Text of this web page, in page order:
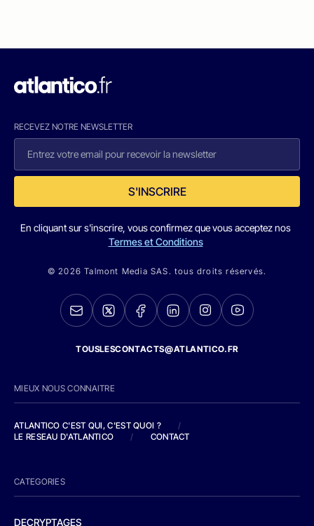
RECEVEZ NOTRE NEWSLETTER
S'INSCRIRE
En cliquant sur s'inscrire, vous confirmez que vous acceptez nos
Termes et Conditions
© 2026 Talmont Media SAS. tous droits réservés.
TOUSLESCONTACTS@ATLANTICO.FR
MIEUX NOUS CONNAITRE
ATLANTICO C'EST QUI, C'EST QUOI ?
/
LE RESEAU D'ATLANTICO
/ CONTACT
CATEGORIES
DECRYPTAGES